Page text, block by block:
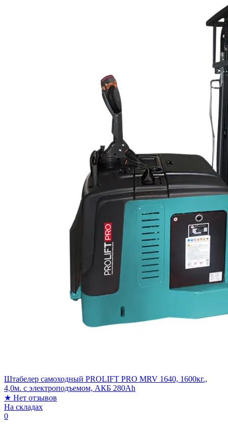
Штабелер самоходный PROLIFT PRO MRV 1640, 1600кг.,
4,0м. с электроподъемом, АКБ 280Ah
★ Нет отзывов
На складах
0